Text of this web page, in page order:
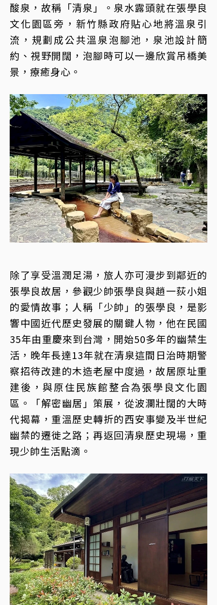
酸泉，故稱「清泉」。泉水露頭就在張學良
文化園區旁，新竹縣政府貼心地將溫泉引
流，規劃成公共溫泉泡腳池，泉池設計簡
約、視野開闊，泡腳時可以一邊欣賞吊橋美
景，療癒身心。
除了享受溫潤足湯，旅人亦可漫步到鄰近的
張學良故居，參觀少帥張學良與趙一荻小姐
的愛情故事；人稱「少帥」的張學良，是影
響中國近代歷史發展的關鍵人物，他在民國
35年由重慶來到台灣，開始50多年的幽禁生
活，晚年長達13年就在清泉這間日治時期警
察招待改建的木造老屋中度過，故居原址重
建後，與原住民族館整合為張學良文化園
區。「解密幽居」策展，從波瀾壯闊的大時
代揭幕，重溫歷史轉折的西安事變及半世紀
幽禁的遷徙之路；再返回清泉歷史現場，重
現少帥生活點滴。